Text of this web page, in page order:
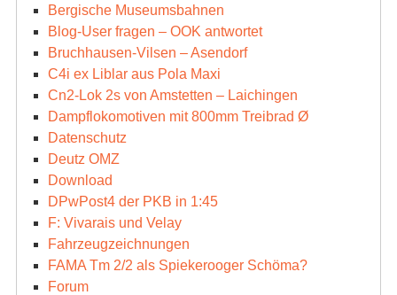
Bergische Museumsbahnen
Blog-User fragen – OOK antwortet
Bruchhausen-Vilsen – Asendorf
C4i ex Liblar aus Pola Maxi
Cn2-Lok 2s von Amstetten – Laichingen
Dampflokomotiven mit 800mm Treibrad Ø
Datenschutz
Deutz OMZ
Download
DPwPost4 der PKB in 1:45
F: Vivarais und Velay
Fahrzeugzeichnungen
FAMA Tm 2/2 als Spiekerooger Schöma?
Forum